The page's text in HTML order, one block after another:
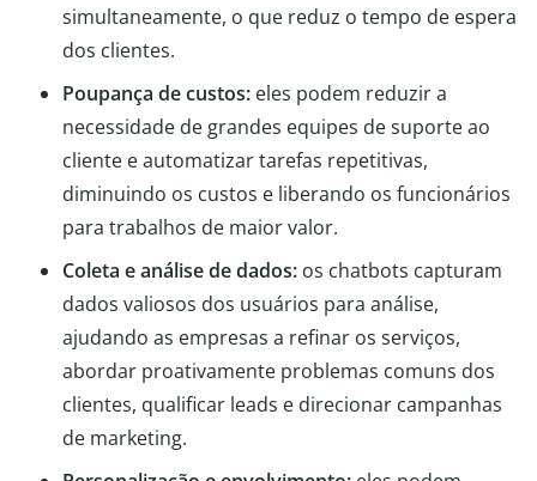
simultaneamente, o que reduz o tempo de espera
dos clientes.
Poupança de custos: eles podem reduzir a
necessidade de grandes equipes de suporte ao
cliente e automatizar tarefas repetitivas,
diminuindo os custos e liberando os funcionários
para trabalhos de maior valor.
Coleta e análise de dados: os chatbots capturam
dados valiosos dos usuários para análise,
ajudando as empresas a refinar os serviços,
abordar proativamente problemas comuns dos
clientes, qualificar leads e direcionar campanhas
de marketing.